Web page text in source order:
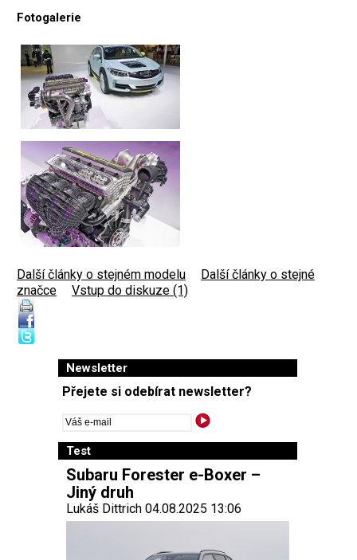
Fotogalerie
Další články o stejném modelu
Další články o stejné
značce
Vstup do diskuze (1)
Newsletter
Přejete si odebírat newsletter?
Test
Subaru Forester e-Boxer –
Jiný druh
Lukáš Dittrich 04.08.2025 13:06